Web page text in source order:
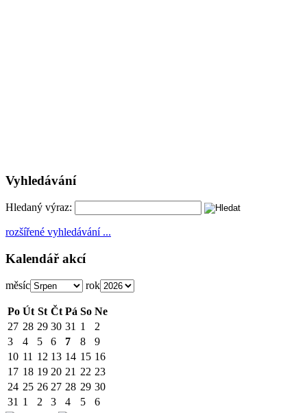
Vyhledávání
Hledaný výraz:
rozšířené vyhledávání ...
Kalendář akcí
měsíc rok
Po Út St Čt Pá So Ne
27 28 29 30 31 1
2
3
4 5 6 7 8
9
10 11 12 13 14 15 16
17 18 19 20 21 22 23
24 25 26 27 28 29 30
31 1 2 3 4 5 6